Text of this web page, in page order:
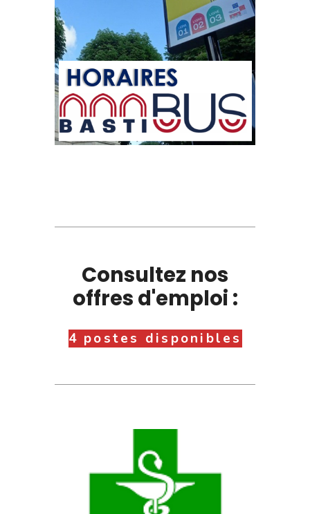
Consultez nos
offres d'emploi :
4 postes disponibles